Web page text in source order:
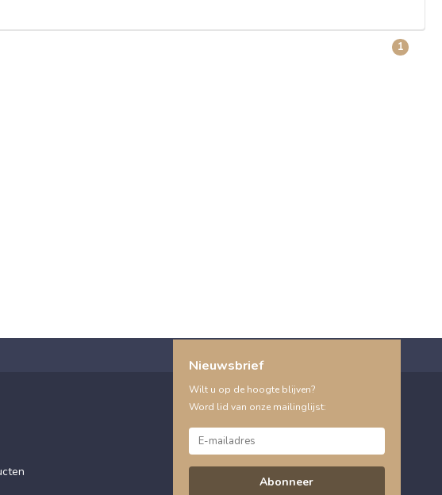
1
Nieuwsbrief
Wilt u op de hoogte blijven?
Word lid van onze mailinglijst:
Abonneer